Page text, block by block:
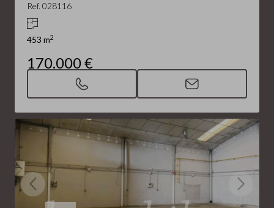
Ref. 028116
453 m2
170.000 €